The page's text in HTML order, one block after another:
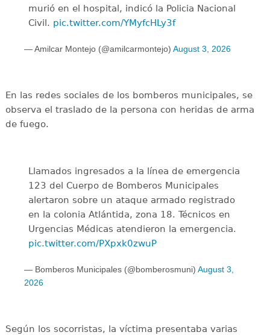
murió en el hospital, indicó la Policia Nacional
Civil. pic.twitter.com/YMyfcHLy3f
— Amilcar Montejo (@amilcarmontejo) August 3, 2026
En las redes sociales de los bomberos municipales, se
observa el traslado de la persona con heridas de arma
de fuego.
Llamados ingresados a la línea de emergencia
123 del Cuerpo de Bomberos Municipales
alertaron sobre un ataque armado registrado
en la colonia Atlántida, zona 18. Técnicos en
Urgencias Médicas atendieron la emergencia.
pic.twitter.com/PXpxk0zwuP
— Bomberos Municipales (@bomberosmuni) August 3,
2026
Según los socorristas, la víctima presentaba varias